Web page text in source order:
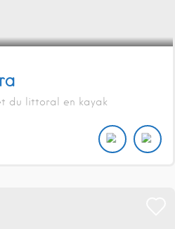
du littoral en kayak